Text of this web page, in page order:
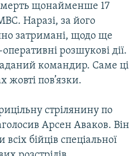
смерть щонайменше 17
Наразі, за його
затримані, щодо ще
розшукові дії.
командир. Саме ці
жовті пов’язки.
стрілянину по
Арсен Аваков. Він
бійців спеціальної